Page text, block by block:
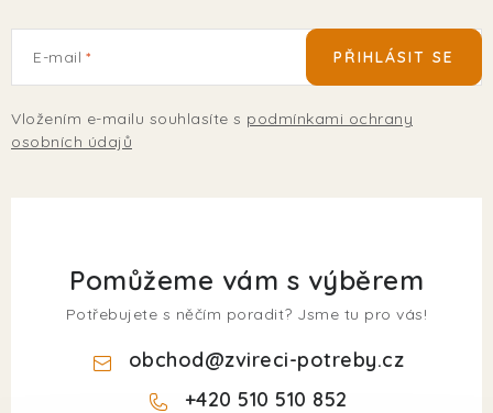
E-mail
Vložením e-mailu souhlasíte s podmínkami ochrany
osobních údajů
PŘIHLÁSIT SE
Pomůžeme vám s výběrem
Potřebujete s něčím poradit? Jsme tu pro vás!
obchod@zvireci-potreby.cz
+420 510 510 852